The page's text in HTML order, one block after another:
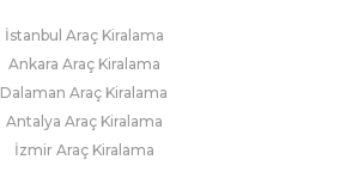
İstanbul Araç Kiralama
Ankara Araç Kiralama
Dalaman Araç Kiralama
Antalya Araç Kiralama
İzmir Araç Kiralama